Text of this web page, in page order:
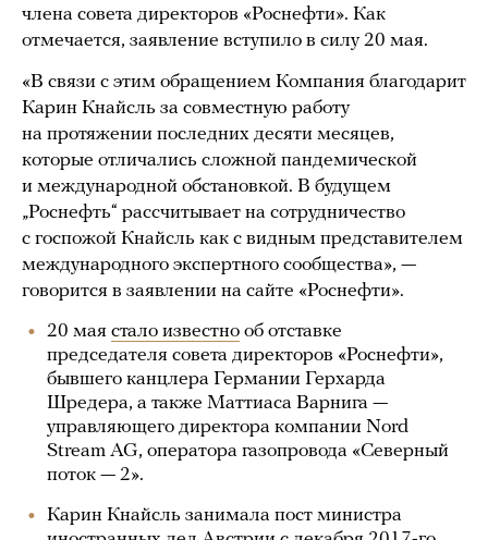
члена совета директоров «Роснефти». Как
отмечается, заявление вступило в силу 20 мая.
«В связи с этим обращением Компания благодарит
Карин Кнайсль за совместную работу
на протяжении последних десяти месяцев,
которые отличались сложной пандемической
и международной обстановкой. В будущем
„Роснефть“ рассчитывает на сотрудничество
с госпожой Кнайсль как с видным представителем
международного экспертного сообщества», —
говорится в заявлении на сайте «Роснефти».
20 мая стало известно об отставке
председателя совета директоров «Роснефти»,
бывшего канцлера Германии Герхарда
Шредера, а также Маттиаса Варнига —
управляющего директора компании Nord
Stream AG, оператора газопровода «Северный
поток — 2».
Карин Кнайсль занимала пост министра